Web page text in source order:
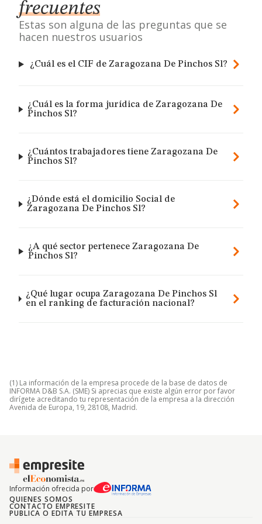
frecuentes
Estas son alguna de las preguntas que se
hacen nuestros usuarios
¿Cuál es el CIF de Zaragozana De Pinchos Sl?
¿Cuál es la forma jurídica de Zaragozana De
Pinchos Sl?
¿Cuántos trabajadores tiene Zaragozana De
Pinchos Sl?
¿Dónde está el domicilio Social de
Zaragozana De Pinchos Sl?
¿A qué sector pertenece Zaragozana De
Pinchos Sl?
¿Qué lugar ocupa Zaragozana De Pinchos Sl
en el ranking de facturación nacional?
(1) La información de la empresa procede de la base de datos de
INFORMA D&B S.A. (SME) Si aprecias que existe algún error por favor
dirígete acreditando tu representación de la empresa a la dirección
Avenida de Europa, 19, 28108, Madrid.
Información ofrecida por
QUIENES SOMOS
CONTACTO EMPRESITE
PUBLICA O EDITA TU EMPRESA